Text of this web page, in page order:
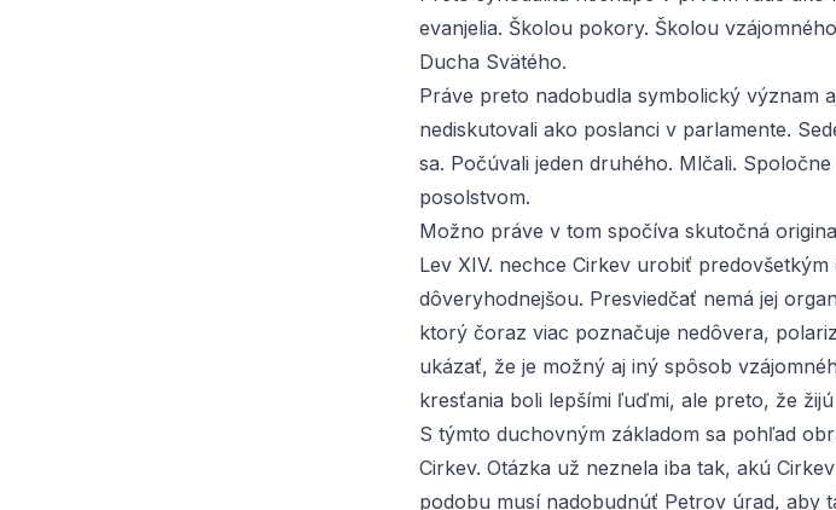
evanjelia. Školou pokory. Školou
Ducha Svätého.
Práve preto nadobudla symbolický význam
nediskutovali ako poslanci v parlamente.
sa. Počúvali jeden druhého. Mlčali.
posolstvom.
Možno práve v tom spočíva skutočná
Lev XIV. nechce Cirkev urobiť
dôveryhodnejšou. Presviedčať nemá jej
ktorý čoraz viac poznačuje nedôvera,
ukázať, že je možný aj iný spôsob
kresťania boli lepšími ľuďmi, ale preto, že žijú
S týmto duchovným základom sa pohľad
Cirkev. Otázka už neznela iba tak, akú
podobu musí nadobudnúť Petrov úrad, aby